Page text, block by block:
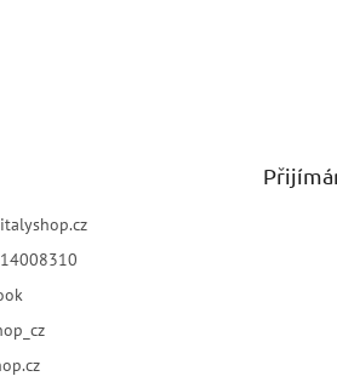
italyshop.cz